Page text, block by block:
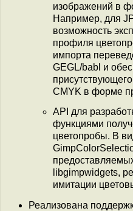
изображений в
Например, для
возможность
профиля
импорта
GEGL/babl и
CMYK в форме
API для
функциями
цветопробы. В
libgimpwidgets,
имитации
Реализована